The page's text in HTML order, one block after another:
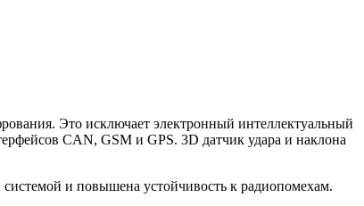
Это исключает электронный интеллектуальный
CAN, GSM и GPS. 3D датчик удара и наклона
и повышена устойчивость к радиопомехам.